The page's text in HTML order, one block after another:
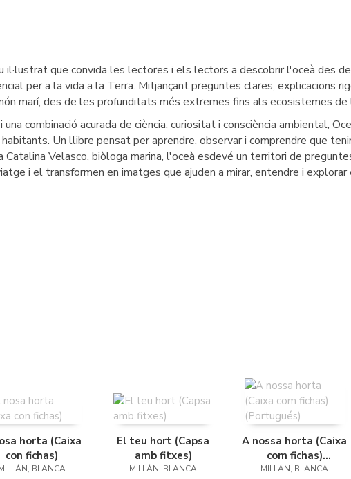
il·lustrat que convida les lectores i els lectors a descobrir l'oceà des
per a la vida a la Terra. Mitjançant preguntes clares, explicacions
marí, des de les profunditats més extremes fins als ecosistemes de
combinació acurada de ciència, curiositat i consciència ambiental,
Un llibre pensat per aprendre, observar i comprendre que
Velasco, biòloga marina, l'oceà esdevé un territori de
i el transformen en imatges que ajuden a mirar, entendre i explorar
horta (Caixa
con fichas)
BLANCA
El teu hort (Capsa
amb fitxes)
MILLÁN, BLANCA
A nossa horta (Caixa
com fichas)
(Portugués)
MILLÁN, BLANCA